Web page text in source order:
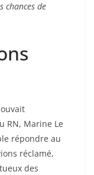
chances de
RN, Marine Le
répondre au
réclamé,
des